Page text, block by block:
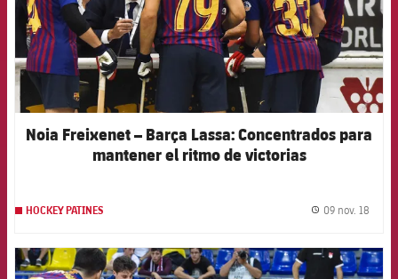
Noia Freixenet – Barça Lassa: Concentrados para
mantener el ritmo de victorias
HOCKEY PATINES 09 nov. 18
FCB Barcelona badge